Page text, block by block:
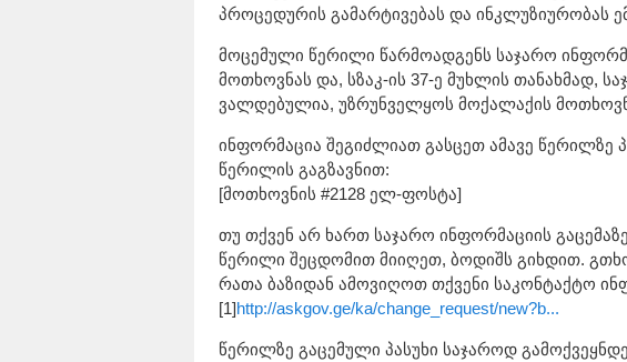
პროცედურის გამარტივებას და ინკლუზიურობას
მოცემული წერილი წარმოადგენს საჯარო
მოთხოვნას და, სზაკ-ის 37-ე მუხლის თანახმად,
ვალდებულია, უზრუნველყოს მოქალაქის
ინფორმაცია შეგიძლიათ გასცეთ ამავე წერილზე
წერილის გაგზავნით:
[მოთხოვნის #2128 ელ-ფოსტა]
თუ თქვენ არ ხართ საჯარო ინფორმაციის
წერილი შეცდომით მიიღეთ, ბოდიშს გიხდით.
რათა ბაზიდან ამოვიღოთ თქვენი საკონტაქტო
[1]http://askgov.ge/ka/change_request/new?b...
წერილზე გაცემული პასუხი საჯაროდ